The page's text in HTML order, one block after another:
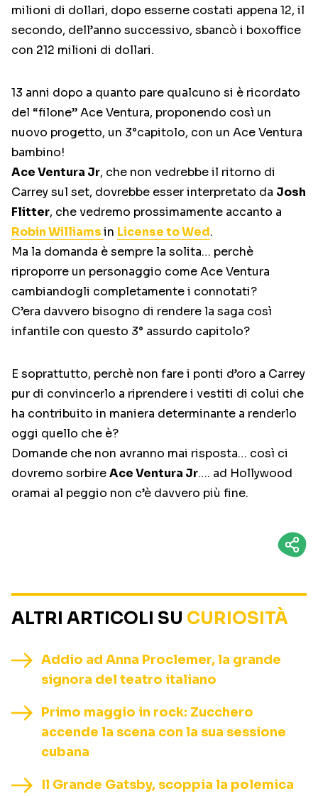
milioni di dollari, dopo esserne costati appena 12, il
secondo, dell’anno successivo, sbancò i boxoffice
con 212 milioni di dollari.
13 anni dopo a quanto pare qualcuno si è ricordato
del “filone” Ace Ventura, proponendo così un
nuovo progetto, un 3°capitolo, con un Ace Ventura
bambino!
Ace Ventura Jr, che non vedrebbe il ritorno di
Carrey sul set, dovrebbe esser interpretato da Josh
Flitter, che vedremo prossimamente accanto a
Robin Williamsin License to Wed.
Ma la domanda è sempre la solita… perchè
riproporre un personaggio come Ace Ventura
cambiandogli completamente i connotati?
C’era davvero bisogno di rendere la saga così
infantile con questo 3° assurdo capitolo?
E soprattutto, perchè non fare i ponti d’oro a Carrey
pur di convincerlo a riprendere i vestiti di colui che
ha contribuito in maniera determinante a renderlo
oggi quello che è?
Domande che non avranno mai risposta… così ci
dovremo sorbireAce Ventura Jr…. ad Hollywood
oramai al peggio non c’è davvero più fine.
ALTRI ARTICOLI SU CURIOSITÀ
Addio ad Anna Proclemer, la grande
signora del teatro italiano
Primo maggio in rock: Zucchero
accende la scena con la sua sessione
cubana
Il Grande Gatsby, scoppia la polemica